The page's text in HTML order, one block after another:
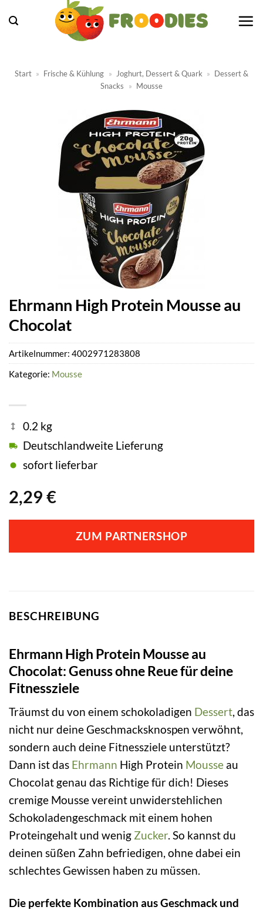
Inhalt
Start » Frische & Kühlung » Joghurt, Dessert & Quark » Dessert &
Snacks
» Mousse
Ehrmann High Protein Mousse au
Chocolat
2,29 €
0.2 kg
Deutschlandweite Lieferung
sofort lieferbar
ZUM PARTNERSHOP
Artikelnummer: 4002971283808
Kategorie: Mousse
BESCHREIBUNG
Ehrmann High Protein Mousse au
Chocolat: Genuss ohne Reue für deine
Fitnessziele
Träumst du von einem schokoladigen Dessert, das
nicht nur deine Geschmacksknospen verwöhnt,
sondern auch deine Fitnessziele unterstützt?
Dann ist das Ehrmann High Protein Mousse au
Chocolat genau das Richtige für dich! Dieses
cremige Mousse vereint unwiderstehlichen
Schokoladengeschmack mit einem hohen
Proteingehalt und wenig Zucker. So kannst du
deinen süßen Zahn befriedigen, ohne dabei ein
schlechtes Gewissen haben zu müssen.
Die perfekte Kombination aus Geschmack und